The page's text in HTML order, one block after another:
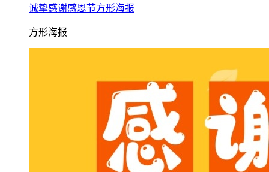
诚挚感谢感恩节方形海报
方形海报